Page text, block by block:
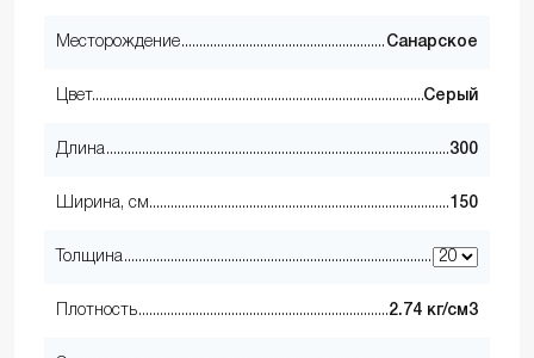
Месторождение Санарское
Цвет Серый
Длина 300
Ширина, см 150
Толщина
Плотность 2.74 кг/см3